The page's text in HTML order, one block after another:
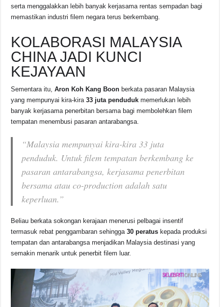
serta menggalakkan lebih banyak kerjasama rentas sempadan bagi
memastikan industri filem negara terus berkembang.
KOLABORASI MALAYSIA
CHINA JADI KUNCI
KEJAYAAN
Sementara itu,Aron Koh Kang Boon berkata pasaran Malaysia
yang mempunyai kira-kira33 juta penduduk memerlukan lebih
banyak kerjasama penerbitan bersama bagi membolehkan filem
tempatan menembusi pasaran antarabangsa.
“Malaysia mempunyai kira-kira 33 juta
penduduk. Untuk filem tempatan berkembang ke
pasaran antarabangsa, kerjasama penerbitan
bersama atauco-production adalah satu
keperluan.”
Beliau berkata sokongan kerajaan menerusi pelbagai insentif
termasuk rebat penggambaran sehingga30 peratus kepada produksi
tempatan dan antarabangsa menjadikan Malaysia destinasi yang
semakin menarik untuk penerbit filem luar.